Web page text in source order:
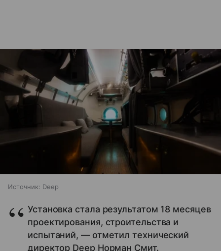
Источник: Deep
Установка стала результатом 18 месяцев
проектирования, строительства и
испытаний, — отметил технический
директор Deep Норман Смит.